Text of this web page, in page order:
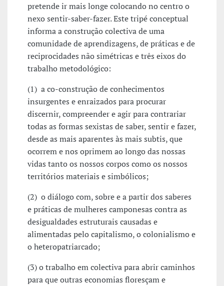
pretende ir mais longe colocando no centro o
nexo sentir-saber-fazer. Este tripé conceptual
informa a construção colectiva de uma
comunidade de aprendizagens, de práticas e de
reciprocidades não simétricas e três eixos do
trabalho metodológico:
(1) a co-construção de conhecimentos
insurgentes e enraizados para procurar
discernir, compreender e agir para contrariar
todas as formas sexistas de saber, sentir e fazer,
desde as mais aparentes às mais subtis, que
ocorrem e nos oprimem ao longo das nossas
vidas tanto os nossos corpos como os nossos
territórios materiais e simbólicos;
(2) o diálogo com, sobre e a partir dos saberes
e práticas de mulheres camponesas contra as
desigualdades estruturais causadas e
alimentadas pelo capitalismo, o colonialismo e
o heteropatriarcado;
(3) o trabalho em colectiva para abrir caminhos
para que outras economias floresçam e